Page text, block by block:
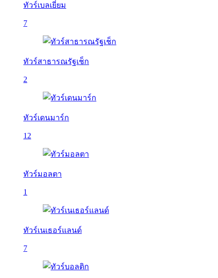
ทัวร์เบลเยี่ยม
7
ทัวร์สาธารณรัฐเช็ก
2
ทัวร์เดนมาร์ก
12
ทัวร์มอลตา
1
ทัวร์เนเธอร์แลนด์
7